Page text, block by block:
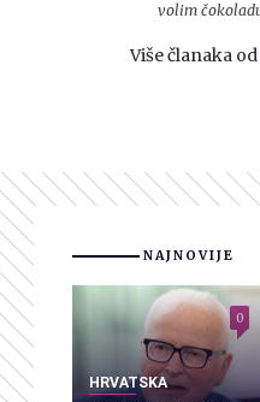
volim
Više članaka od
NAJNOVIJE
HRVATSKA
0